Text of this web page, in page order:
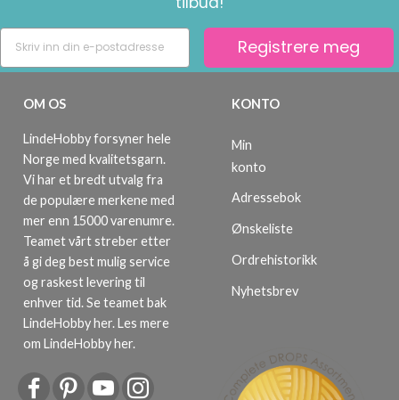
Registrere meg
OM OS
LindeHobby forsyner hele
Norge med kvalitetsgarn.
Vi har et bredt utvalg fra
de populære merkene med
mer enn 15000 varenumre.
Teamet vårt streber etter
å gi deg best mulig service
og raskest levering til
enhver tid. Se teamet bak
LindeHobby her.Les mere
om LindeHobby her.
KONTO
Min
konto
Adressebok
Ønskeliste
Ordrehistorikk
Nyhetsbrev